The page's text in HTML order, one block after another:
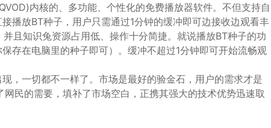
内核的、多功能、个性化的免费播放器软件。不但支持自
播放BT种子，用户只需通过1分钟的缓冲即可边接收边观看丰
且知识兔资源占用低、操作十分简捷。就说播放BT种子的功
在电脑里的种子即可）。缓冲不超过1分钟即可开始流畅观
，一切都不一样了。市场是最好的验金石，用户的需求才是
民的需要，填补了市场空白，正携其强大的技术优势迅速取